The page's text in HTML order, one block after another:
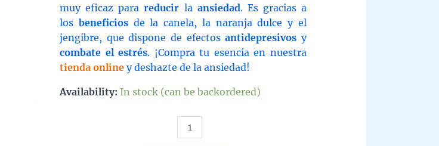
muy eficaz parareducir la ansiedad. Es gracias a
los beneficios de la canela, la naranja dulce y el
jengibre, que dispone de efectosantidepresivosy
combate el estrés. ¡Compra tu esencia en nuestra
tienda online y deshazte de la ansiedad!
Availability: In stock (can be backordered)
Esencia
ayurvédica